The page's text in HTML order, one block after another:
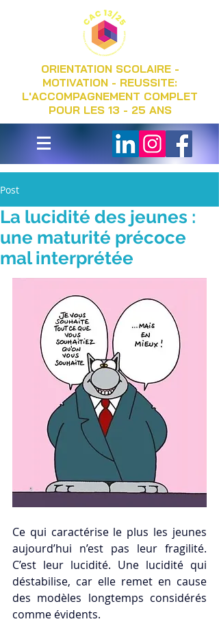
ORIENTATION SCOLAIRE -
MOTIVATION - REUSSITE:
L'ACCOMPAGNEMENT COMPLET
POUR LES 13 - 25 ANS
Post
La lucidité des jeunes :
une maturité précoce
mal interprétée
Ce qui caractérise le plus les jeunes
aujourd’hui n’est pas leur fragilité.
C’est leur lucidité. Une lucidité qui
déstabilise, car elle remet en cause
des modèles longtemps considérés
comme évidents.